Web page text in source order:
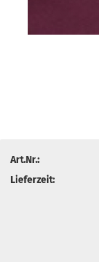
Art.Nr.:
Lieferzeit: